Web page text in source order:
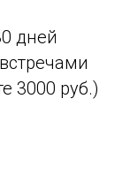
дней
3000 руб.)